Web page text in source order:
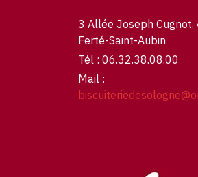
3 Allée Joseph
Ferté-Saint-Aubin
Tél : 06.32.38.08.00
Mail :